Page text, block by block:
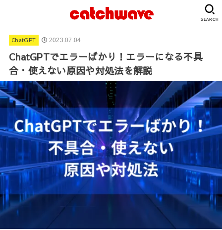
SEARCH
ChatGPT 2023.07.04
ChatGPTでエラーばかり！エラーになる不具
合・使えない原因や対処法を解説